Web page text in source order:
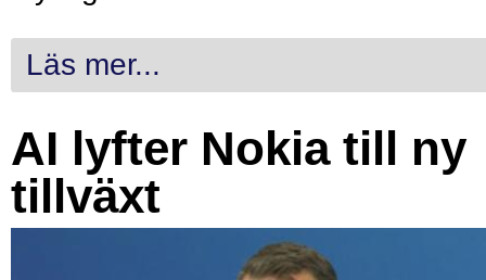
Läs mer...
AI lyfter Nokia till ny
tillväxt